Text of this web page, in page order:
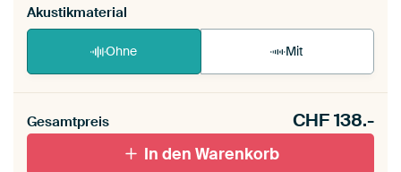
Akustikmaterial
Ohne Mit
Gesamtpreis CHF138.-
In den Warenkorb